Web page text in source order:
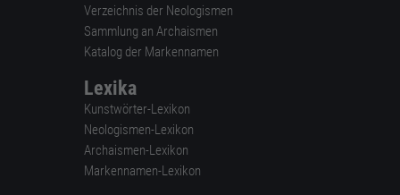
Verzeichnis der Neologismen
Sammlung an Archaismen
Katalog der Markennamen
Lexika
Kunstwörter-Lexikon
Neologismen-Lexikon
Archaismen-Lexikon
Markennamen-Lexikon